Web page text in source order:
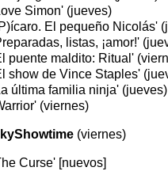
Simon' (jueves)
El pequeño Nicolás'
listas, ¡amor!'
puente maldito: Ritual'
show de Vince Staples'
última familia ninja' (jueves)
(viernes)
(viernes)
Curse' [nuevos]